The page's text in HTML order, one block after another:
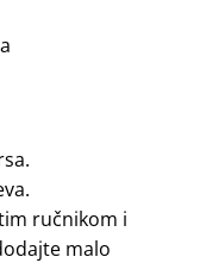
ručnikom i
malo